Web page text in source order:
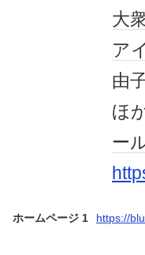
大
ア
由
ほ
ー
ホームページ 1 https://